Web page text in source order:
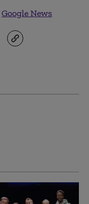
Google News